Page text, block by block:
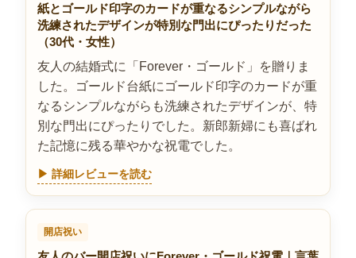
紙とゴールド印字のカードが重なるシンプルながら
洗練されたデザインが特別な門出にぴったりだった
（30代・女性）
友人の結婚式に「Forever・ゴールド」を贈りま
した。ゴールド台紙にゴールド印字のカードが重
なるシンプルながらも洗練されたデザインが、特
別な門出にぴったりでした。新郎新婦にも喜ばれ
た記憶に残る華やかな祝電でした。
▶ 詳細レビューを読む
開店祝い